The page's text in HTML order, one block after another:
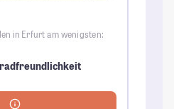
in Erfurt am wenigsten: